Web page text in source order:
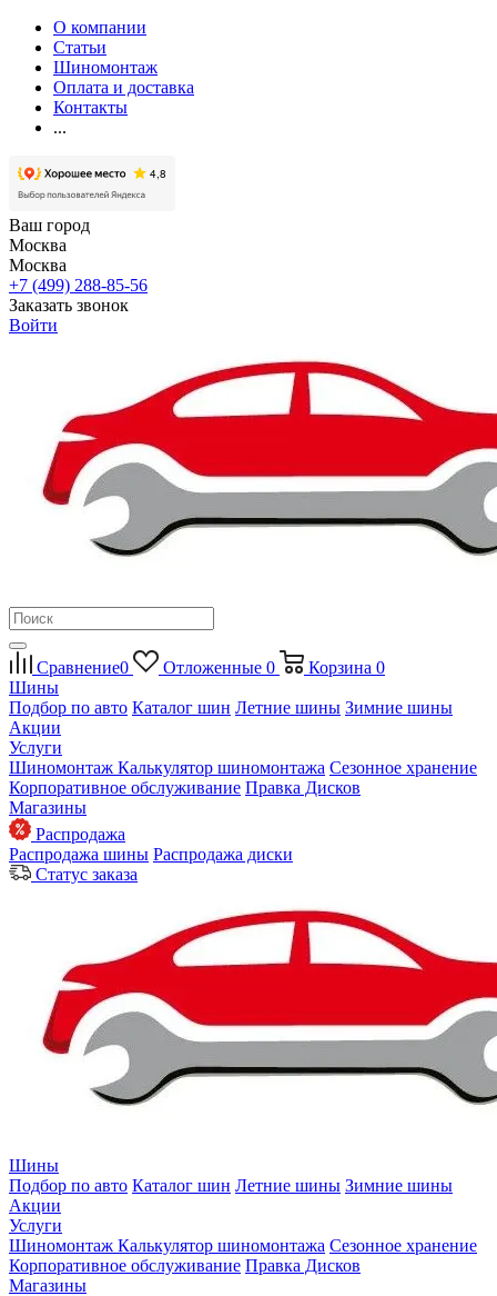
О компании
Статьи
Шиномонтаж
Оплата и доставка
Контакты
...
Ваш город
Москва
Москва
+7 (499) 288-85-56
Заказать звонок
Войти
Сравнение0 Отложенные 0 Корзина 0
Шины
Подбор по авто Каталог шин Летние шины Зимние шины
Акции
Услуги
Шиномонтаж Калькулятор шиномонтажа Сезонное хранение
Корпоративное обслуживание Правка Дисков
Магазины
Распродажа
Распродажа шины Распродажа диски
Статус заказа
Шины
Подбор по авто Каталог шин Летние шины Зимние шины
Акции
Услуги
Шиномонтаж Калькулятор шиномонтажа Сезонное хранение
Корпоративное обслуживание Правка Дисков
Магазины